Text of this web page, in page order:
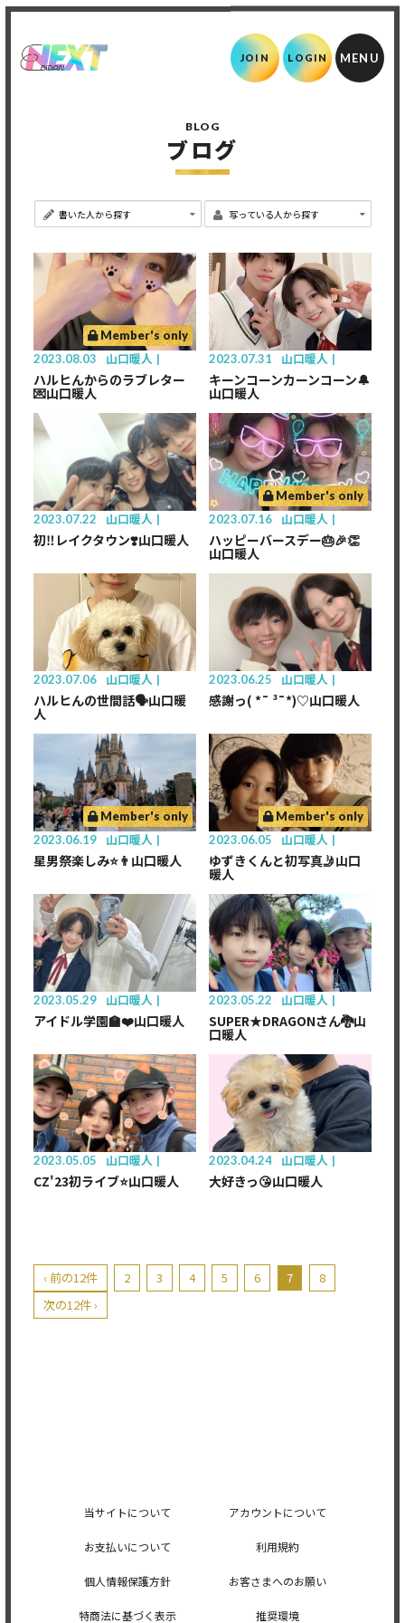
JOIN LOGIN
BLOG
ブログ
Member's only
2023.08.03
山口暖人
ハルヒんからのラブレター
💌山口暖人
2023.07.31 山口暖人
キーンコーンカーンコーン🔔
山口暖人
2023.07.22 山口暖人
初‼️レイクタウン❣️山口暖人
Member's only
2023.07.16
山口暖人
ハッピーバースデー🎂🎉👏
山口暖人
2023.07.06 山口暖人
ハルヒんの世間話🗣️山口暖
人
2023.06.25 山口暖人
感謝っ( *¯ ³¯*)♡山口暖人
Member's only
2023.06.19
山口暖人
星男祭楽しみ⭐️👨山口暖人
Member's only
2023.06.05
山口暖人
ゆずきくんと初写真🤳山口
暖人
2023.05.29 山口暖人
アイドル学園🏫❤️山口暖人
2023.05.22 山口暖人
SUPER★DRAGONさん🐉山
口暖人
2023.05.05 山口暖人
CZ'23初ライブ⭐️山口暖人
2023.04.24 山口暖人
大好きっ😘山口暖人
‹ 前の12件 2 3 4 5 6 7
8
次の12件 ›
当サイトについて アカウントについて
お支払いについて 利用規約
個人情報保護方針 お客さまへのお願い
特商法に基づく表示 推奨環境